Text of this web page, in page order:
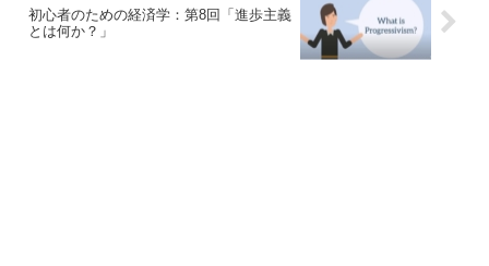
初心者のための経済学：第8回「進歩主義
とは何か？」